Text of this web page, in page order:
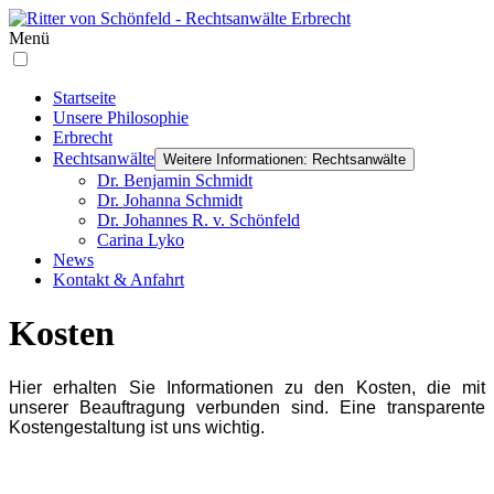
Menü
Startseite
Unsere Philosophie
Erbrecht
Rechtsanwälte Weitere Informationen: Rechtsanwälte
Dr. Benjamin Schmidt
Dr. Johanna Schmidt
Dr. Johannes R. v. Schönfeld
Carina Lyko
News
Kontakt & Anfahrt
Kosten
Hier erhalten Sie Informationen zu den Kosten, die mit
unserer Beauftragung verbunden sind. Eine transparente
Kostengestaltung ist uns wichtig.